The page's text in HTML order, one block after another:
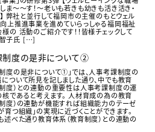
ま～～す！～老いも若きも幼きも活き活き・
】 弊社と並行して福岡市の主催のもとウェル
上推進事業を進めていらっしゃる福岡福祉
の 活動のご紹介です！！皆様チェックして
智子氏 […]
制度の是非について②
度の是非について①」では、人事考課制度の
ついて所見を記しました通り、中でも教育
度）との連動の重要性は人事考課制度の運
であると考えます。 人材育成の為の教育
度）の連動が機能すれば組織能力のテーゼ
育つ組織」の実現に近づくことができます。
述べた通り教育体系（教育制度）との連動の